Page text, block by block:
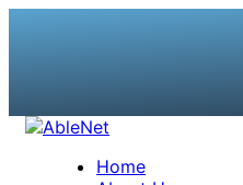
Home